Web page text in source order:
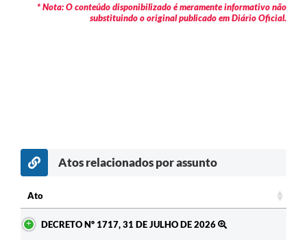
* Nota: O conteúdo disponibilizado é meramente informativo não
substituindo o original publicado em Diário Oficial.
Atos relacionados por assunto
Ato
DECRETO Nº 1717, 31 DE JULHO DE 2026